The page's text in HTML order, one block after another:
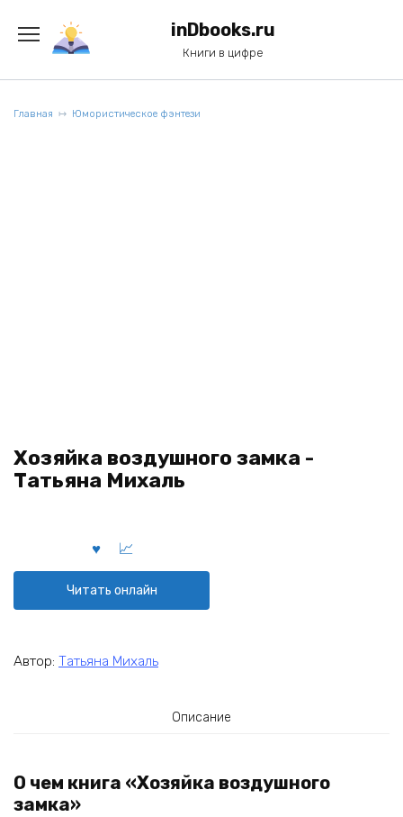
содержанию
inDbooks.ru
Книги в цифре
Главная Юмористическое фэнтези
Хозяйка воздушного замка -
Татьяна Михаль
Читать онлайн
Автор: Татьяна Михаль
Описание
О чем книга «Хозяйка воздушного
замка»